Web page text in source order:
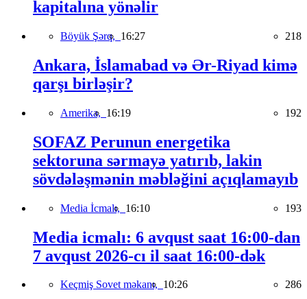
kapitalına yönəlir
Böyük Şərq, 16:27 218
Ankara, İslamabad və Ər-Riyad kimə
qarşı birləşir?
Amerika, 16:19 192
SOFAZ Perunun energetika
sektoruna sərmayə yatırıb, lakin
sövdələşmənin məbləğini açıqlamayıb
Media İcmalı, 16:10 193
Media icmalı: 6 avqust saat 16:00-dan
7 avqust 2026-cı il saat 16:00-dək
Keçmiş Sovet məkanı, 10:26 286